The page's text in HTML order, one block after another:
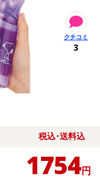
3
税込･送料込
1754円